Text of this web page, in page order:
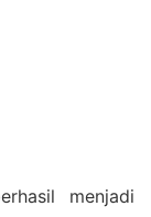
menjadi